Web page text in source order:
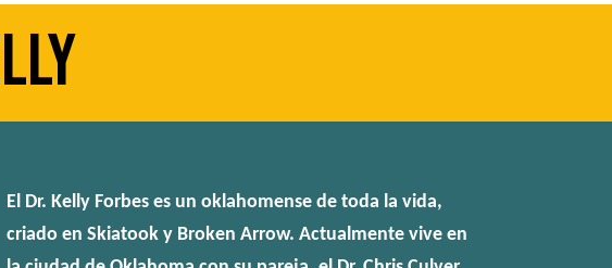
El Dr. Kelly Forbes es un oklahomense de toda la vida,
criado en Skiatook y Broken Arrow. Actualmente vive en